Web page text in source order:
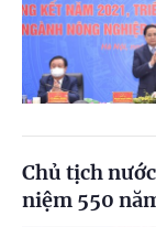
Chủ tịch
niệm 550